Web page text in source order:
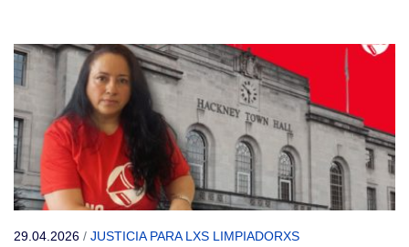
29.04.2026 / JUSTICIA PARA LXS LIMPIADORXS